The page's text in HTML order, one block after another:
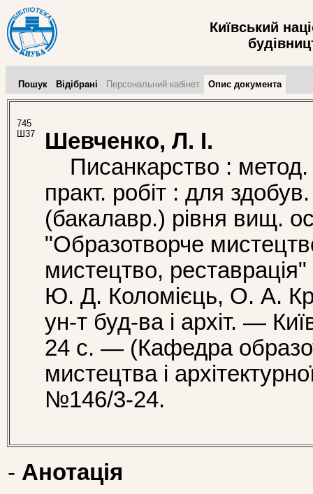
Київський
Пошук Відібрані Персональний кабінет Опис документа
745
Ш37
Шевченко, Л. І.
Писанкарство : метод.
практ. робіт : для
(бакалавр.) рівня вищ.
"Образотворче
мистецтво,
Ю. Д. Коломієць, О. А.
ун-т буд-ва і архіт. —
24 с. — (Кафедра
мистецтва і
№146/3-24.
- Анотація